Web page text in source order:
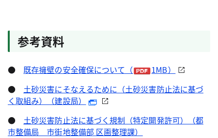
参考資料
●既存擁壁の安全確保について（
1MB）
● 土砂災害にそなえるために（土砂災害防止法に基づ
く取組み）（建設局）
● 土砂災害防止法に基づく規制（特定開発許可）（都
市整備局 市街地整備部 区画整理課）